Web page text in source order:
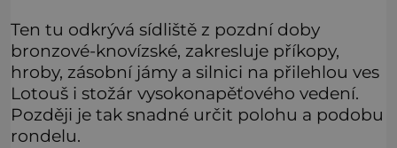
Ten tu odkrývá sídliště z pozdní doby
bronzové-knovízské, zakresluje příkopy,
hroby, zásobní jámy a silnici na přilehlou ves
Lotouš i stožár vysokonapěťového vedení.
Později je tak snadné určit polohu a podobu
rondelu.